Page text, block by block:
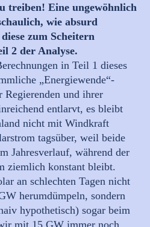
treiben! Eine ungewöhnlich
wie absurd
zum Scheitern
2 der Analyse.
in Teil 1 dieses
„Energiewende“-
Regierenden und ihrer
entlarvt, es bleibt
nicht mit Windkraft
tagsüber, weil beide
Jahresverlauf, während der
ziemlich konstant bleibt.
an schlechten Tagen nicht
herumdümpeln, sondern
hypothetisch) sogar beim